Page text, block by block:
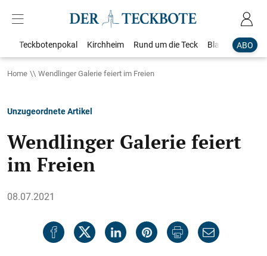
ABO
Teckbotenpokal Kirchheim Rund um die Teck Blaulicht
Home Wendlinger Galerie feiert im Freien
Unzugeordnete Artikel
Wendlinger Galerie feiert
im Freien
08.07.2021